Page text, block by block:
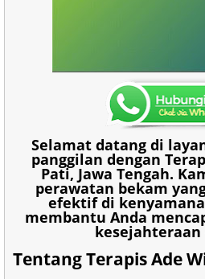
Selamat datang di
panggilan dengan
Pati, Jawa Tengah.
perawatan bekam
efektif di
membantu Anda
Tentang Terapis Ade